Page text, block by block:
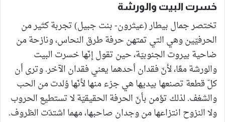
خسرت البيت والورشة
تختصر جمال بيطار (عيثرون- بنت جبيل) تجربة كثير من
الحرفيّين وهي التي تمتهن حرفة طرق النحاس، ونازحة من
ضاحية بيروت الجنوبيّة، حين تقول إنّها خسرت البيت
والورشة معًا، لأنّ فقدان أحدهما يعني فقدان الآخر. وترى أن
كلّ قطعة تصنعها بيديها هي جزء منها لأنّها وُلدت من الحب
والشغف. لذلك تؤمن بأنّ الحرفة الحقيقيّة لا تستطيع الحروب
ولا النزوح انتزاعها من وجدان صاحبها، مهما اشتدّت الظروف.